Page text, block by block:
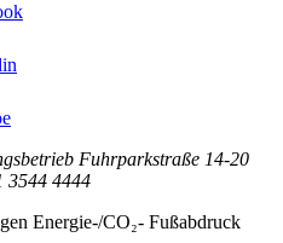
Fuhrparkstraße 14-20
3544 4444
Energie-/CO₂- Fußabdruck